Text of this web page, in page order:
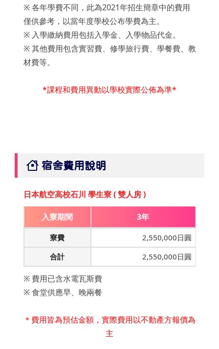
※ 各年學費不同，此為2021年招生簡章中的費用
僅供參考，以當年度學校公布學費為主。
※ 入學繳納費用包括入學金、入學物品代金。
※ 其他費用包含實習費、修學旅行費、學餐費、教
材費等。
*課程和費用異動以學校實際公佈為準*
宿舍費用說明
日本航空高校石川 學生寮 ( 雙人房 )
入寮期間 3年
寮費
2,550,000日圓
合計
2,550,000日圓
※ 費用已含水電瓦斯費
※ 食堂供應早、晚兩餐
＊費用皆為預估金額，實際費用以不動產方報價為
主